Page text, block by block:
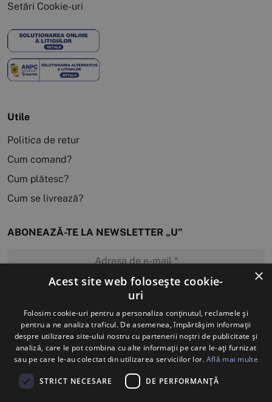
Setări Cookie-uri
Utile
Politica de retur
Cum comand?
Cum plătesc?
Cum se livrează?
ABONEAZĂ-TE LA NEWSLETTER „U”
MĂ ABONEZ
×
Acest site web folosește cookie-
uri
Folosim cookie-uri pentru a personaliza conținutul, reclamele și
pentru a ne analiza traficul. De asemenea, împărtășim informații
despre utilizarea site-ului nostru cu partenerii noștri de publicitate și
analiză, care le pot combina cu alte informații pe care le-ați furnizat
sau pe care le-au colectat din utilizarea serviciilor lor. Află mai multe
STRICT NECESARE DE PERFORMANȚĂ